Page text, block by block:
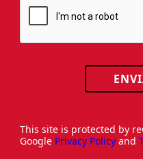
This site is protected by
Google Privacy Policy and